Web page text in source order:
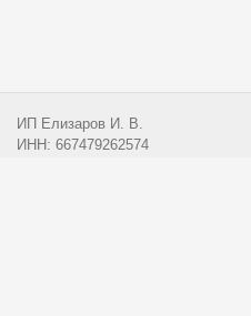
ИП Елизаров И. В.
ИНН: 667479262574